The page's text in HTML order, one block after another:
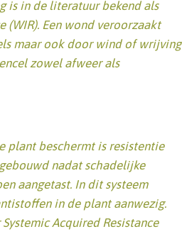
is in de literatuur bekend als
(WIR). Een wond veroorzaakt
maar ook door wind of wrijving
zowel afweer als
plant beschermt is resistentie
nadat schadelijke
aangetast. In dit systeem
in de plant aanwezig.
Acquired Resistance